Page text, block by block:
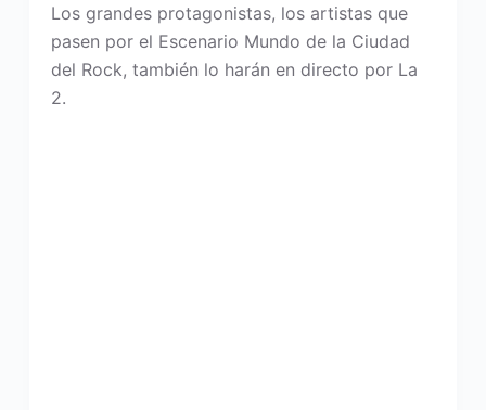
Los grandes protagonistas, los artistas que
pasen por el Escenario Mundo de la Ciudad
del Rock, también lo harán en directo por La
2.